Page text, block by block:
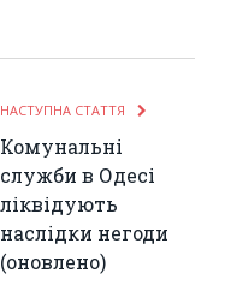
НАСТУПНА СТАТТЯ
Комунальні
служби в Одесі
ліквідують
наслідки негоди
(оновлено)